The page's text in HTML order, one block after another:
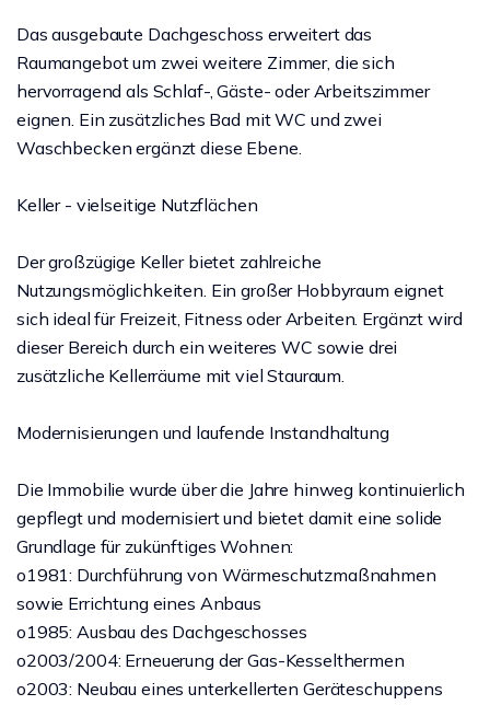
Das ausgebaute Dachgeschoss erweitert das
Raumangebot um zwei weitere Zimmer, die sich
hervorragend als Schlaf-, Gäste- oder Arbeitszimmer
eignen. Ein zusätzliches Bad mit WC und zwei
Waschbecken ergänzt diese Ebene.
Keller - vielseitige Nutzflächen
Der großzügige Keller bietet zahlreiche
Nutzungsmöglichkeiten. Ein großer Hobbyraum eignet
sich ideal für Freizeit, Fitness oder Arbeiten. Ergänzt wird
dieser Bereich durch ein weiteres WC sowie drei
zusätzliche Kellerräume mit viel Stauraum.
Modernisierungen und laufende Instandhaltung
Die Immobilie wurde über die Jahre hinweg kontinuierlich
gepflegt und modernisiert und bietet damit eine solide
Grundlage für zukünftiges Wohnen:
o1981: Durchführung von Wärmeschutzmaßnahmen
sowie Errichtung eines Anbaus
o1985: Ausbau des Dachgeschosses
o2003/2004: Erneuerung der Gas-Kesselthermen
o2003: Neubau eines unterkellerten Geräteschuppens